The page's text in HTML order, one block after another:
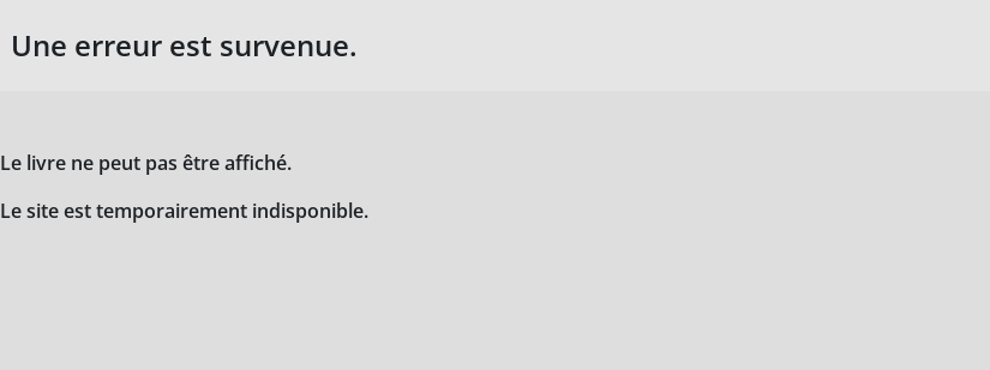
Une erreur est survenue.
Le livre ne peut pas être affiché.
Le site est temporairement indisponible.